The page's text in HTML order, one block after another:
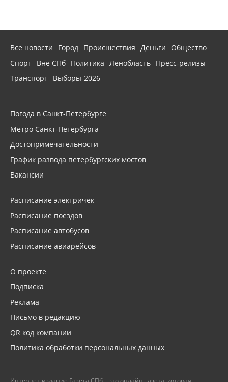
Все новости Город Происшествия Деньги
Общество
Спорт Вне СПб Политика Ленобласть Пресс-релизы
Транспорт Выборы-2026
Погода в Санкт-Петербурге
Метро Санкт-Петербурга
Достопримечательности
График развода петербургских мостов
Вакансии
Расписание электричек
Расписание поездов
Расписание автобусов
Расписание авиарейсов
О проекте
Подписка
Реклама
Письмо в редакцию
QR код компании
Политика обработки персональных данных